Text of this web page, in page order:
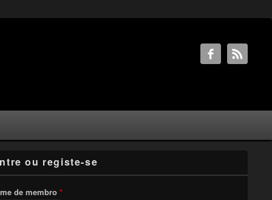
ou registe-se
de membro *